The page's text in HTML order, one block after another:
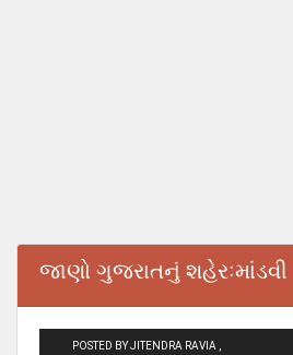
જાણો ગુજરાતનું શહેરઃમાંડવી
POSTED BY JITENDRA RAVIA ,